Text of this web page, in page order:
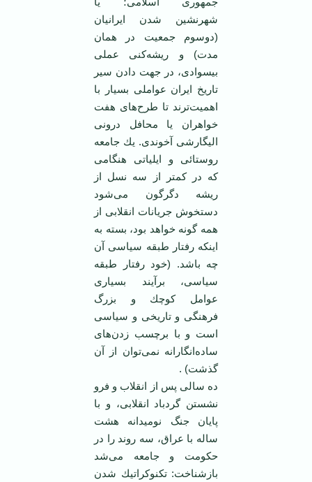
شهرنشین شدن ایرانیان
(دوسوم جمعیت در ‏همان
مدت) و ریشه‌كنی عملی
بیسوادی، در جهت دادن سیر
تاریخ ایران عواملی بسیار با
اهمیت‌ترند تا ‏طرح‌های هفت
خواهران یا محافل درونی
الیگارشی آخوندی. یك جامعه
روستائی و ایلیاتی هنگامی
كه در ‏كمتر از سه نسل از
ریشه دگرگون می‌شود
دستخوش جریانات انقلابی از
همه گونه خواهد بود، بسته به
‏اینكه رفتار طبقه سیاسی آن
چه باشد. (خود رفتار طبقه
سیاسی، برآیند بسیاری
عوامل كوچك و بزرگ
‏فرهنگی و تاریخی و سیاسی
است و با برچسب زدن‌های
ساده‌انگارانه نمی‌توان از آن
گذشت) .
ده سالی پس از انقلاب و فرو
نشستن گردباد انقلابی، و با
پایان جنگ نومیدانه هشت
ساله با عراق، سه ‏روند را در
حكومت و جامعه می‌شد
بازشناخت: تكنوكراتیك شدن